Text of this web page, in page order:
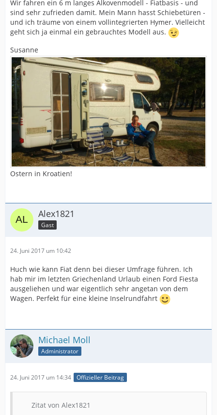
Wir fahren ein 6 m langes Alkovenmodell - Fiatbasis - und
sind sehr zufrieden damit. Mein Mann hasst Schiebetüren -
und ich träume von einem vollintegrierten Hymer. Vielleicht
geht sich ja einmal ein gebrauchtes Modell aus.
Susanne
Ostern in Kroatien!
Alex1821
Gast
24. Juni 2017 um 10:42
Huch wie kann Fiat denn bei dieser Umfrage führen. Ich
hab mir im letzten Griechenland Urlaub einen Ford Fiesta
ausgeliehen und war eigentlich sehr angetan von dem
Wagen. Perfekt für eine kleine Inselrundfahrt
Michael Moll
Administrator
24. Juni 2017 um 14:34 Offizieller Beitrag
Zitat von Alex1821